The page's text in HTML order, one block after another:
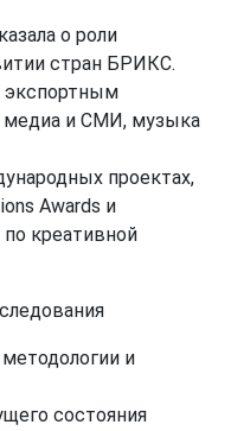
о роли
стран БРИКС.
экспортным
медиа и СМИ, музыка
проектах,
Awards и
креативной
и
состояния